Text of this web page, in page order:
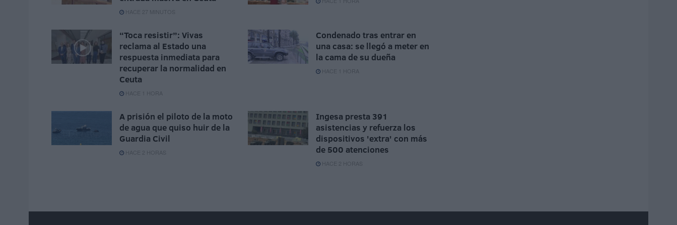
HACE 27 MINUTOS
“Toca resistir”: Vivas
reclama al Estado una
respuesta inmediata para
recuperar la normalidad en
Ceuta
HACE 1 HORA
Condenado tras entrar en
una casa: se llegó a meter en
la cama de su dueña
HACE 1 HORA
A prisión el piloto de la moto
de agua que quiso huir de la
Guardia Civil
HACE 2 HORAS
Ingesa presta 391
asistencias y refuerza los
dispositivos 'extra' con más
de 500 atenciones
HACE 2 HORAS